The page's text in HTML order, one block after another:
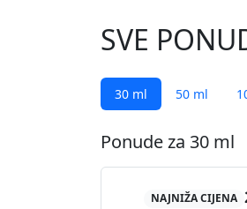
SVE
30 ml 50 ml
Ponude za 30 ml
NAJNIŽA CIJENA